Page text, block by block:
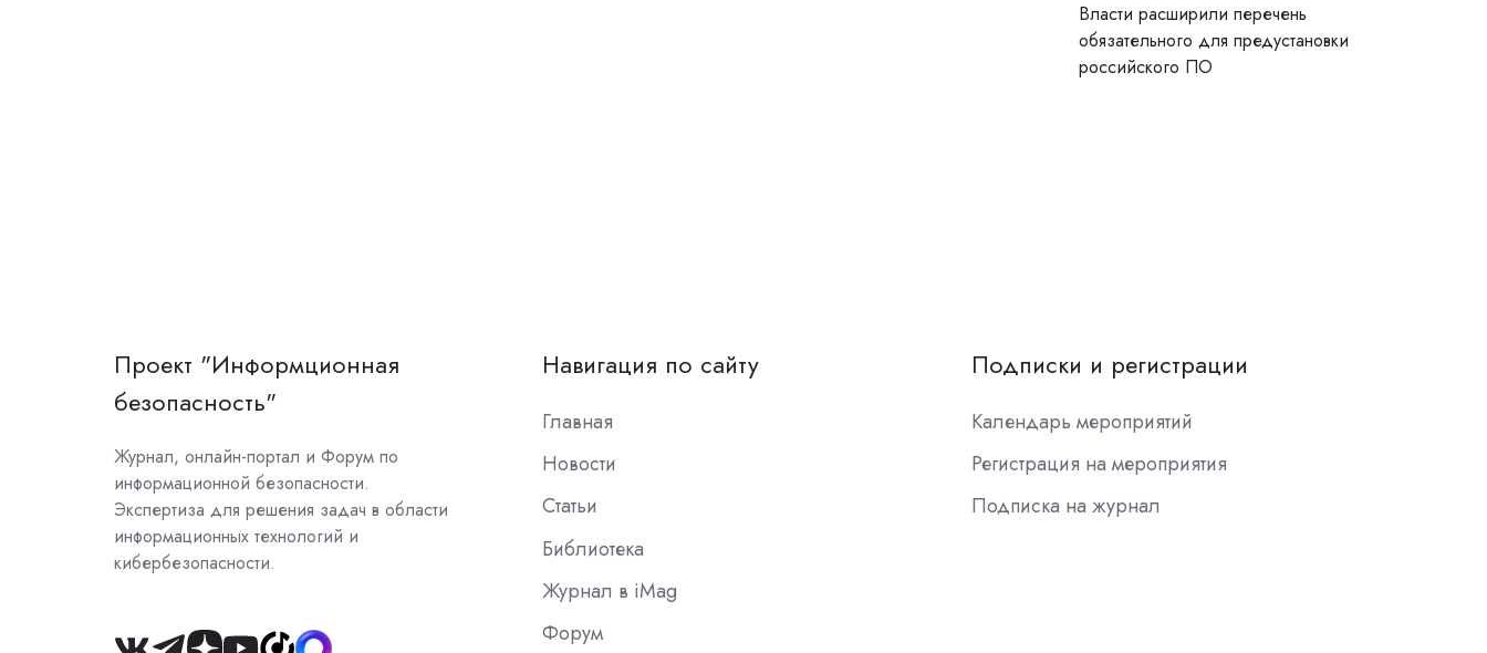
Власти расширили перечень
обязательного для предустановки
российского ПО
Проект "Информционная
безопасность"
Журнал, онлайн-портал и Форум по
информационной безопасности.
Экспертиза для решения задач в области
информационных технологий и
кибербезопасности.
Навигация по сайту
Главная
Новости
Статьи
Библиотека
Журнал в iMag
Форум
Подписки и регистрации
Календарь мероприятий
Регистрация на мероприятия
Подписка на журнал